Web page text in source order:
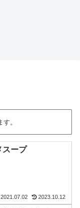
。
スープ
2021.07.02 2023.10.12